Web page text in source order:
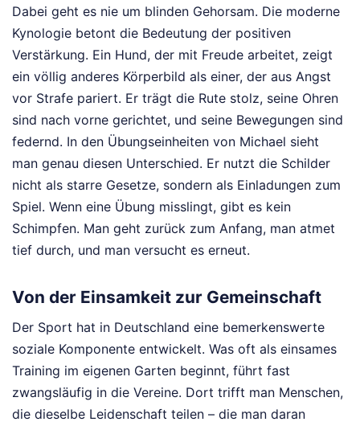
Dabei geht es nie um blinden Gehorsam. Die moderne
Kynologie betont die Bedeutung der positiven
Verstärkung. Ein Hund, der mit Freude arbeitet, zeigt
ein völlig anderes Körperbild als einer, der aus Angst
vor Strafe pariert. Er trägt die Rute stolz, seine Ohren
sind nach vorne gerichtet, und seine Bewegungen sind
federnd. In den Übungseinheiten von Michael sieht
man genau diesen Unterschied. Er nutzt die Schilder
nicht als starre Gesetze, sondern als Einladungen zum
Spiel. Wenn eine Übung misslingt, gibt es kein
Schimpfen. Man geht zurück zum Anfang, man atmet
tief durch, und man versucht es erneut.
Von der Einsamkeit zur Gemeinschaft
Der Sport hat in Deutschland eine bemerkenswerte
soziale Komponente entwickelt. Was oft als einsames
Training im eigenen Garten beginnt, führt fast
zwangsläufig in die Vereine. Dort trifft man Menschen,
die dieselbe Leidenschaft teilen – die man daran